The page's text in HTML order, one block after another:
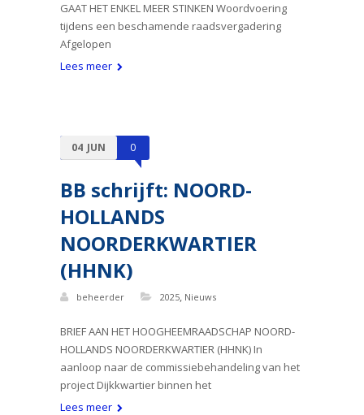
GAAT HET ENKEL MEER STINKEN Woordvoering
tijdens een beschamende raadsvergadering
Afgelopen
Lees meer
04 JUN 0
BB schrijft: NOORD-
HOLLANDS
NOORDERKWARTIER
(HHNK)
beheerder 2025, Nieuws
BRIEF AAN HET HOOGHEEMRAADSCHAP NOORD-
HOLLANDS NOORDERKWARTIER (HHNK) In
aanloop naar de commissiebehandeling van het
project Dijkkwartier binnen het
Lees meer